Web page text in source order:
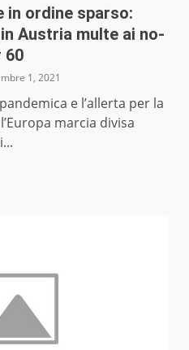
in ordine sparso:
Austria multe ai no-
60
1, 2021
e l’allerta per la
marcia divisa